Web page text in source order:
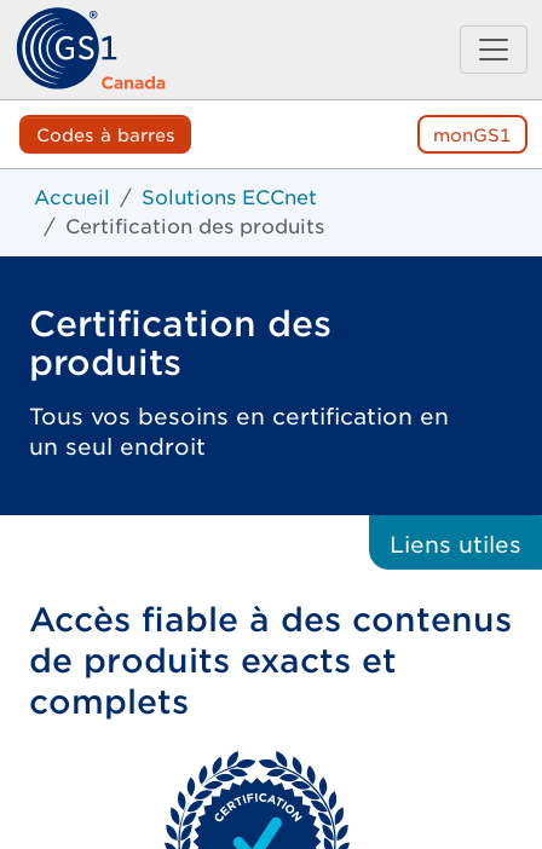
Codes à barres monGS1
Accueil
Solutions ECCnet
Certification des produits
Certification des
produits
Tous vos besoins en certification en
un seul endroit
Liens utiles
Accès fiable à des contenus
de produits exacts et
complets